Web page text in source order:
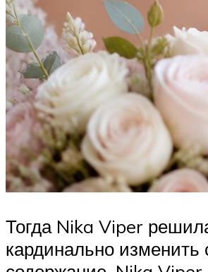
Тогда Nika Viper
кардинально изменить